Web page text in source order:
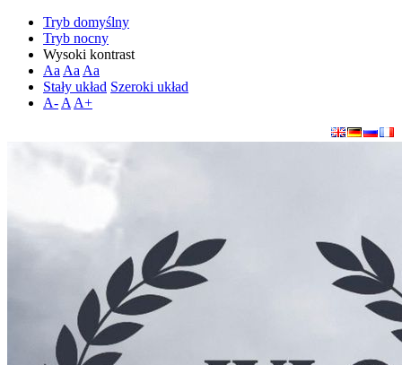
Tryb domyślny
Tryb nocny
Wysoki kontrast
Aa Aa Aa
Stały układ Szeroki układ
A- A A+